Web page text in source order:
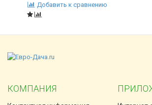
Добавить к сравнению
КОМПАНИЯ